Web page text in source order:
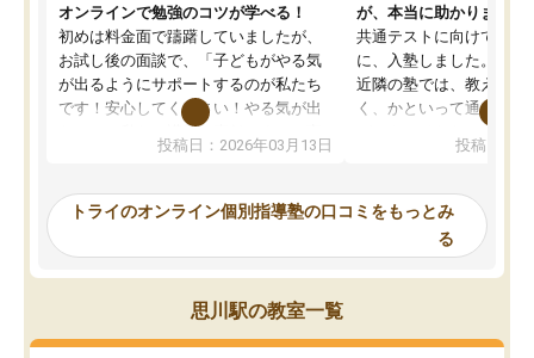
オンラインで勉強のコツが学べる！
初めは料金面で躊躇していましたが、
お試し後の面談で、「子どもがやる気
が出るようにサポートするのが私たち
です！安心してください！やる気が出
ないのは私たち講師の責任です」と言
ってくださり、確かに！と考えて、思
ったんですが、学生の先生から学ぶこ
み、徐々に成績が上がったらいいなと
思っていました。何が今足りないのか
を的確に指導いただき、子どももびっ
くりするほど楽しんでやる気を持って
塾を受けています。狙い通り、少しず
投稿日：2026年03月13日
が、本当に助かりました
共通テストに向けての追
に、入塾しました。田舎
近隣の塾では、教えても
く、かといって通うには
可能なので本当に助か
らないところをピンポイ
頂いて、とてもわかり
していました。一生を
スト、多少お金がかかっ
投稿日：
トライのオンライン個別指導塾の口コミをもっとみ
る
思川駅の教室一覧